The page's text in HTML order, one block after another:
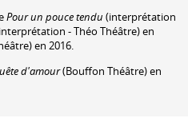
Pour un pouce tendu (interprétation
- Théo Théâtre) en
en 2016.
d'amour(Bouffon Théâtre) en